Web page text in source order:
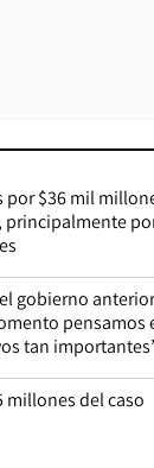
por $36 mil
principalmente
gobierno
pensamos
tan
millones del caso